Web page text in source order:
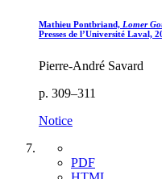
Mathieu Pontbriand, Lomer
Presses de l’Université Laval,
Pierre-André Savard
p. 309–311
Notice
PDF